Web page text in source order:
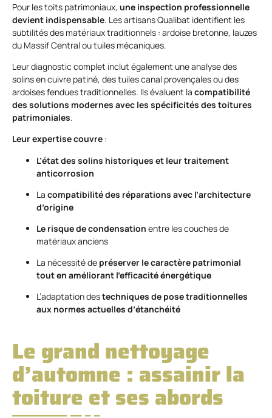
Pour les toits patrimoniaux, une inspection professionnelle
devient indispensable. Les artisans Qualibat identifient les
subtilités des matériaux traditionnels : ardoise bretonne, lauzes
du Massif Central ou tuiles mécaniques.
Leur diagnostic complet inclut également une analyse des
solins en cuivre patiné, des tuiles canal provençales ou des
ardoises fendues traditionnelles. Ils évaluent la compatibilité
des solutions modernes avec les spécificités des toitures
patrimoniales.
Leur expertise couvre :
L’état des solins historiques et leur traitement
anticorrosion
La compatibilité des réparations avec l’architecture
d’origine
Le risque de condensation entre les couches de
matériaux anciens
La nécessité de préserver le caractère patrimonial
tout en améliorant l’efficacité énergétique
L’adaptation destechniques de pose traditionnelles
aux normes actuelles d’étanchéité
Le grand nettoyage
d’automne : assainir la
toiture et ses abords